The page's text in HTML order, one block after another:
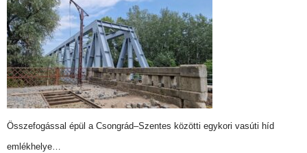
Összefogással épül a Csongrád–Szentes közötti egykori vasúti híd
emlékhelye…